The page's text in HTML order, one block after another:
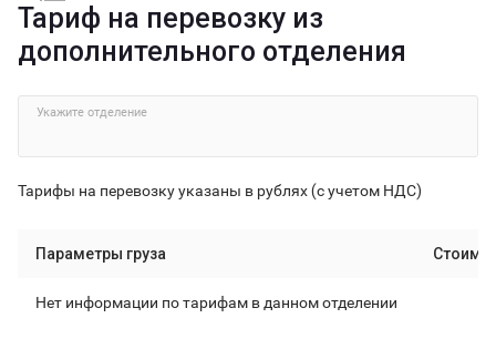
Тариф на перевозку из
дополнительного отделения
Укажите отделение
Тарифы на перевозку указаны в рублях (с учетом НДС)
Параметры груза
Нет информации по тарифам в данном отделении